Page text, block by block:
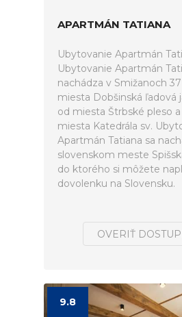
APARTMÁN TATIANA
Ubytovanie Apartmán
Ubytovanie Apartmán
nachádza v Smižanoch
miesta Dobšinská ľadová
od miesta Štrbské pleso a
miesta Katedrála sv.
Apartmán Tatiana sa
slovenskom meste
do ktorého si môžete
dovolenku na Slovensku.
OVERIŤ
9.8